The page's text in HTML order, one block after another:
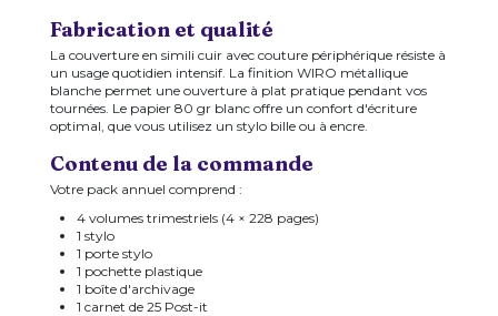
Fabrication et qualité
La couverture en simili cuir avec couture périphérique résiste à
un usage quotidien intensif. La finition WIRO métallique
blanche permet une ouverture à plat pratique pendant vos
tournées. Le papier 80 gr blanc offre un confort d'écriture
optimal, que vous utilisez un stylo bille ou à encre.
Contenu de la commande
Votre pack annuel comprend :
4 volumes trimestriels (4 × 228 pages)
1 stylo
1 porte stylo
1 pochette plastique
1 boîte d'archivage
1 carnet de 25 Post-it